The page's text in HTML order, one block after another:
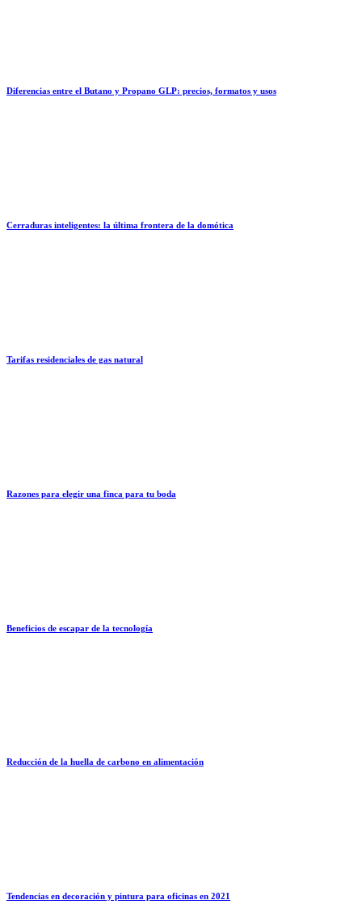
Diferencias entre el Butano y Propano GLP: precios, formatos y usos
Cerraduras inteligentes: la última frontera de la domótica
Tarifas residenciales de gas natural
Razones para elegir una finca para tu boda
Beneficios de escapar de la tecnología
Reducción de la huella de carbono en alimentación
Tendencias en decoración y pintura para oficinas en 2021